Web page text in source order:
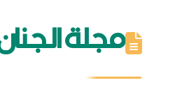
مجلة